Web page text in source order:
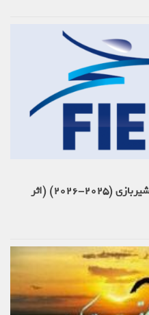
قوانین تکنیکی فدراسیون جهانی شمشیربازی (2025-2026) (اثر